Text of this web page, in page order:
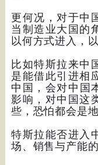
更何况，对于中
当制造业大国的
以何方式进入，
比如特斯拉来中
是能借此引进相
中国，会对中国
影响，对中国这
些，恐怕都会是
特斯拉能否进入
场、销售与产能的